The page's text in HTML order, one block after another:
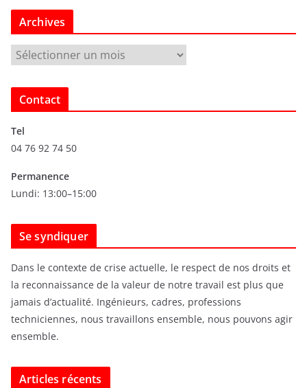
Archives
r
c
v
e
s
Contact
Tel
04 76 92 74 50
Permanence
Lundi: 13:00–15:00
Se syndiquer
Dans le contexte de crise actuelle, le respect de nos droits et
la reconnaissance de la valeur de notre travail est plus que
jamais d’actualité. Ingénieurs, cadres, professions
techniciennes, nous travaillons ensemble, nous pouvons agir
ensemble.
Articles récents